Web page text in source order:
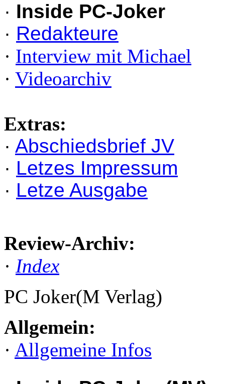
· Inside PC-Joker
· Redakteure
· Interview mit Michael
· Videoarchiv
Extras:
· Abschiedsbrief JV
· Letzes Impressum
· Letze Ausgabe
Review-Archiv:
· Index
PC Joker(M Verlag)
Allgemein:
· Allgemeine Infos